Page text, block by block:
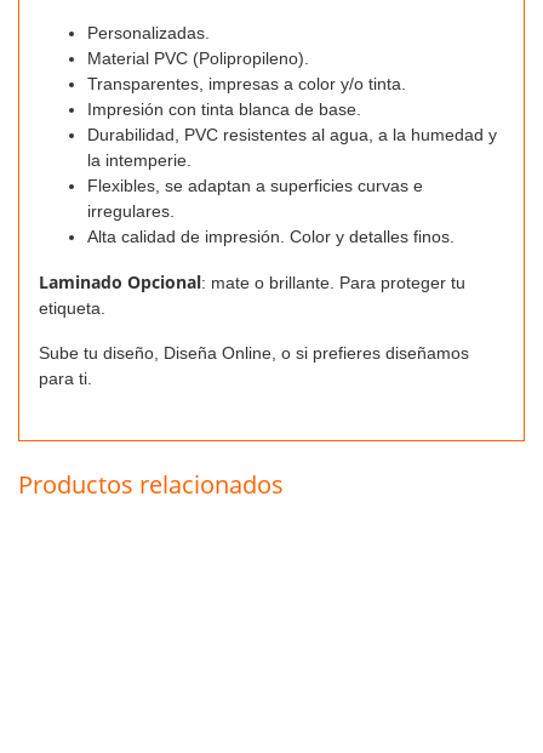
Personalizadas.
Material PVC (Polipropileno).
Transparentes, impresas a color y/o tinta.
Impresión con tinta blanca de base.
Durabilidad, PVC resistentes al agua, a la humedad y
la intemperie.
Flexibles, se adaptan a superficies curvas e
irregulares.
Alta calidad de impresión. Color y detalles finos.
Laminado Opcional: mate o brillante. Para proteger tu
etiqueta.
Sube tu diseño, Diseña Online, o si prefieres diseñamos
para ti.
Productos relacionados